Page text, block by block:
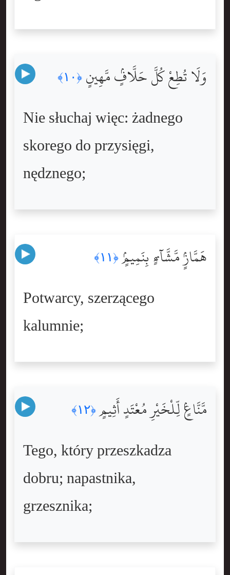
وَلَا تُطِعْ كُلَّ حَلَّافٍۢ مَّهِينٍ ﴿١٠﴾
Nie słuchaj więc: żadnego
skorego do przysięgi,
nędznego;
هَمَّازٍۢ مَّشَّآءٍۭ بِنَمِيمٍۢ﴿١١﴾
Potwarcy, szerzącego
kalumnie;
مَّنَّاعٍۢ لِّلْخَيْرِ مُعْتَدٍ أَثِيمٍ﴿١٢﴾
Tego, który przeszkadza
dobru; napastnika,
grzesznika;